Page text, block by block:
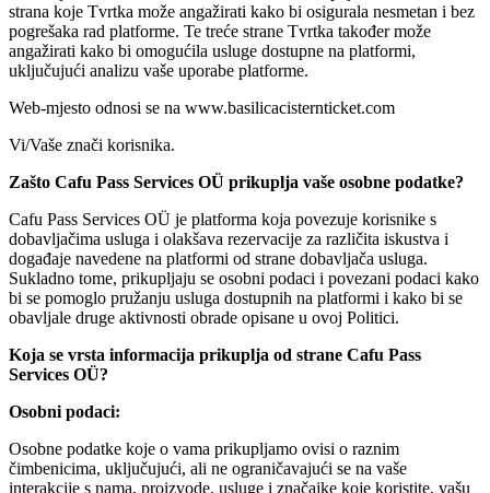
strana koje Tvrtka može angažirati kako bi osigurala nesmetan i bez
pogrešaka rad platforme. Te treće strane Tvrtka također može
angažirati kako bi omogućila usluge dostupne na platformi,
uključujući analizu vaše uporabe platforme.
Web-mjesto odnosi se na www.basilicacisternticket.com
Vi/Vaše znači korisnika.
Zašto Cafu Pass Services OÜ prikuplja vaše osobne podatke?
Cafu Pass Services OÜ je platforma koja povezuje korisnike s
dobavljačima usluga i olakšava rezervacije za različita iskustva i
događaje navedene na platformi od strane dobavljača usluga.
Sukladno tome, prikupljaju se osobni podaci i povezani podaci kako
bi se pomoglo pružanju usluga dostupnih na platformi i kako bi se
obavljale druge aktivnosti obrade opisane u ovoj Politici.
Koja se vrsta informacija prikuplja od strane Cafu Pass
Services OÜ?
Osobni podaci:
Osobne podatke koje o vama prikupljamo ovisi o raznim
čimbenicima, uključujući, ali ne ograničavajući se na vaše
interakcije s nama, proizvode, usluge i značajke koje koristite, vašu